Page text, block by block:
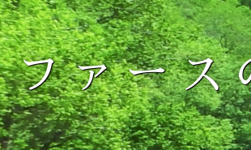
ファース